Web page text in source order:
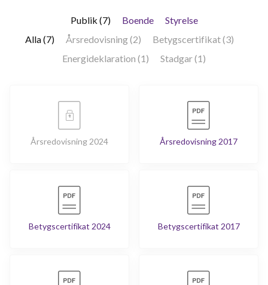
Publik (7) Boende
Styrelse
Alla (7)
Årsredovisning (2)
Betygscertifikat (3)
Energideklaration (1)
Stadgar (1)
Årsredovisning 2024 Årsredovisning 2017
Betygscertifikat 2024 Betygscertifikat 2017